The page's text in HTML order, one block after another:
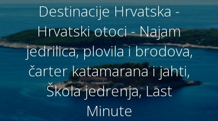
Destinacije Hrvatska -
Hrvatski otoci - Najam
jedrilica, plovila i brodova,
čarter katamarana i jahti,
Škola jedrenja, Last
Minute